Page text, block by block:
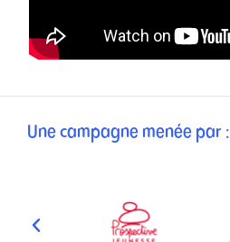
Une campagne menée par :